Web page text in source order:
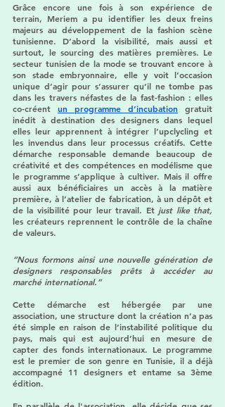
Grâce encore une fois à son expérience de
terrain, Meriem a pu identifier les deux freins
majeurs au développement de la fashion scène
tunisienne. D’abord la visibilité, mais aussi et
surtout, le sourcing des matières premières. Le
secteur tunisien de la mode se trouvant encore à
son stade embryonnaire, elle y voit l’occasion
unique d’agir pour s’assurer qu’il ne tombe pas
dans les travers néfastes de la fast-fashion : elles
co-créent un programme d’incubation gratuit
inédit à destination des designers dans lequel
elles leur apprennent à intégrer l’upclycling et
les invendus dans leur processus créatifs. Cette
démarche responsable demande beaucoup de
créativité et des compétences en modélisme que
le programme s’applique à cultiver. Mais il offre
aussi aux bénéficiaires un accès à la matière
première, à l’atelier de fabrication, à un dépôt et
de la visibilité pour leur travail. Et just like that,
les créateurs reprennent le contrôle de la chaîne
de valeurs.
“Nous formons ainsi une nouvelle génération de
designers responsables prêts à accéder au
marché international.”
Cette démarche est hébergée par une
association, une structure dont la création n’a pas
été simple en raison de l’instabilité politique du
pays, mais qui est aujourd’hui en mesure de
capter des fonds internationaux. Le programme
est le premier de son genre en Tunisie, il a déjà
accompagné 11 designers et entame sa 3ème
édition.